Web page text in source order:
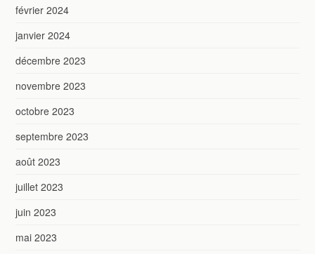
février 2024
janvier 2024
décembre 2023
novembre 2023
octobre 2023
septembre 2023
août 2023
juillet 2023
juin 2023
mai 2023